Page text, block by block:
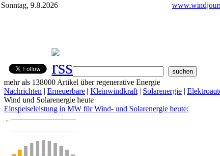
Sonntag, 9.8.2026
mehr als 138000 Artikel über regenerative Energie
Nachrichten | Erneuerbare | Kleinwindkraft | Solarenergie |
Wind und Solarenergie heute
Einspeiseleistung in MW für Wind- und Solarenergie heute:
…
…